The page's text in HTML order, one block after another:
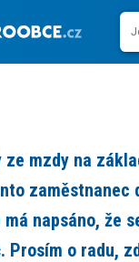
mzdy na
napsáno, že
Prosím o radu,